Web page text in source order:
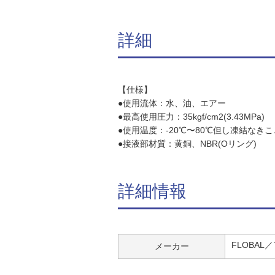
詳細
【仕様】
●使用流体：水、油、エアー
●最高使用圧力：35kgf/cm2(3.43MPa)
●使用温度：-20℃〜80℃但し凍結なきこ
●接液部材質：黄銅、NBR(Oリング)
詳細情報
メーカー FLOBAL